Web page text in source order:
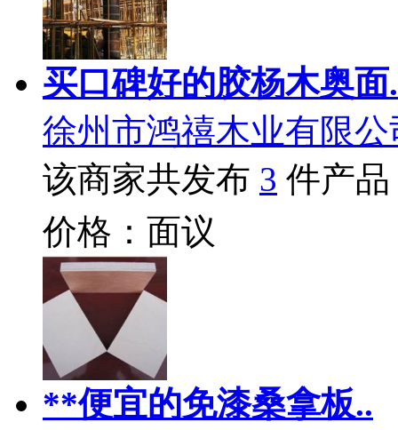
买口碑好的胶杨木奥面
徐州市鸿禧木业有限公
该商家共发布 3 件产品
价格：面议
**便宜的免漆桑拿板..